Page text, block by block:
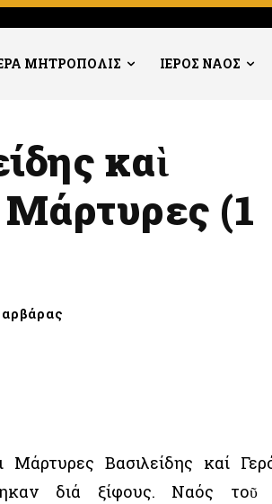
ΜΗΤΡΟΠΟΛΙΣ ΙΕΡΟΣ ΝΑΟΣ
καὶ
Μάρτυρες (1
Μάρτυρες Βασιλείδης καί
διά ξίφους. Ναός τοῦ